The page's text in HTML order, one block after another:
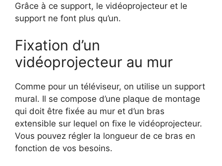
Grâce à ce support, le vidéoprojecteur et le
support ne font plus qu’un.
Fixation d’un
vidéoprojecteur au mur
Comme pour un téléviseur, on utilise un support
mural. Il se compose d’une plaque de montage
qui doit être fixée au mur et d’un bras
extensible sur lequel on fixe le vidéoprojecteur.
Vous pouvez régler la longueur de ce bras en
fonction de vos besoins.